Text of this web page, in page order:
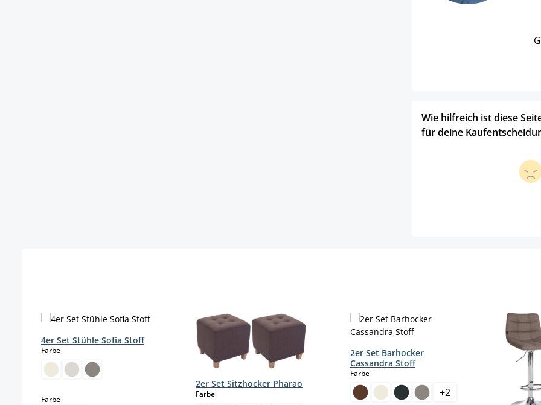
Wie hilfreich ist diese
für deine
4er Set Stühle Sofia Stoff
Farbeauswählen
Farbeauswählen
2er Set Sitzhocker Pharao
Farbeauswählen
2er Set Barhocker
Cassandra Stoff
Farbeauswählen
+2